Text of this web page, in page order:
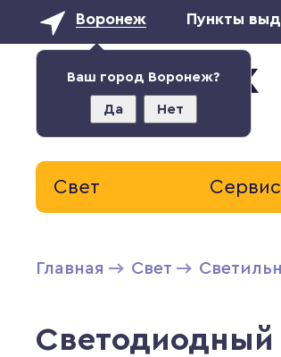
Воронеж
Ваш город Воронеж?
Да Нет
Пункты
Свет
Главная Свет
Светодиодный